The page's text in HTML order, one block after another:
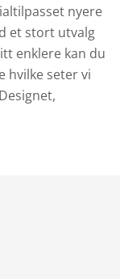
nyere
et stort utvalg
enklere kan du
hvilke seter vi